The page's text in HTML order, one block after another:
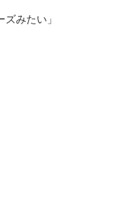
みたい」